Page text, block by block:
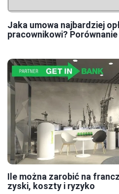
Jaka umowa najbardziej
pracownikowi?
Ile można zarobić na
zyski, koszty i ryzyko